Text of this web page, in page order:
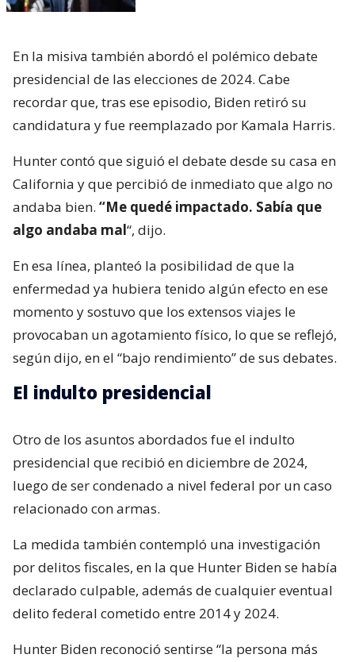
En la misiva también abordó el polémico debate
presidencial de las elecciones de 2024. Cabe
recordar que, tras ese episodio, Biden retiró su
candidatura y fue reemplazado por Kamala Harris.
Hunter contó que siguió el debate desde su casa en
California y que percibió de inmediato que algo no
andaba bien. “Me quedé impactado. Sabía que
algo andaba mal“, dijo.
En esa línea, planteó la posibilidad de que la
enfermedad ya hubiera tenido algún efecto en ese
momento y sostuvo que los extensos viajes le
provocaban un agotamiento físico, lo que se reflejó,
según dijo, en el “bajo rendimiento” de sus debates.
El indulto presidencial
Otro de los asuntos abordados fue el indulto
presidencial que recibió en diciembre de 2024,
luego de ser condenado a nivel federal por un caso
relacionado con armas.
La medida también contempló una investigación
por delitos fiscales, en la que Hunter Biden se había
declarado culpable, además de cualquier eventual
delito federal cometido entre 2014 y 2024.
Hunter Biden reconoció sentirse “la persona más